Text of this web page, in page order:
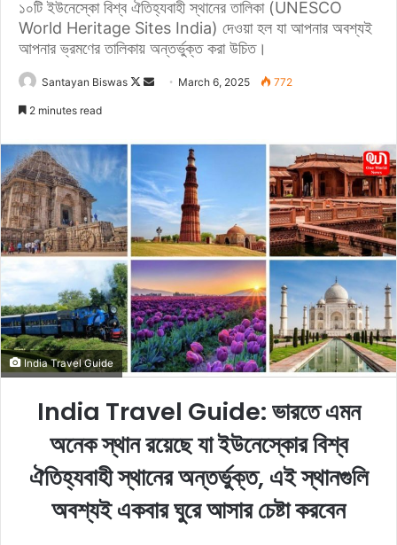
১০টি ইউনেস্কো বিশ্ব ঐতিহ্যবাহী স্থানের তালিকা (UNESCO
World Heritage Sites India) দেওয়া হল যা আপনার অবশ্যই
আপনার ভ্রমণের তালিকায় অন্তর্ভুক্ত করা উচিত।
Santayan Biswas
F
l
w
o
X
d
n
e
m
a
i
l
March 6, 2025 772
2 minutes read
India Travel Guide
India Travel Guide: ভারতে এমন
অনেক স্থান রয়েছে যা ইউনেস্কোর বিশ্ব
ঐতিহ্যবাহী স্থানের অন্তর্ভুক্ত, এই স্থানগুলি
অবশ্যই একবার ঘুরে আসার চেষ্টা করবেন